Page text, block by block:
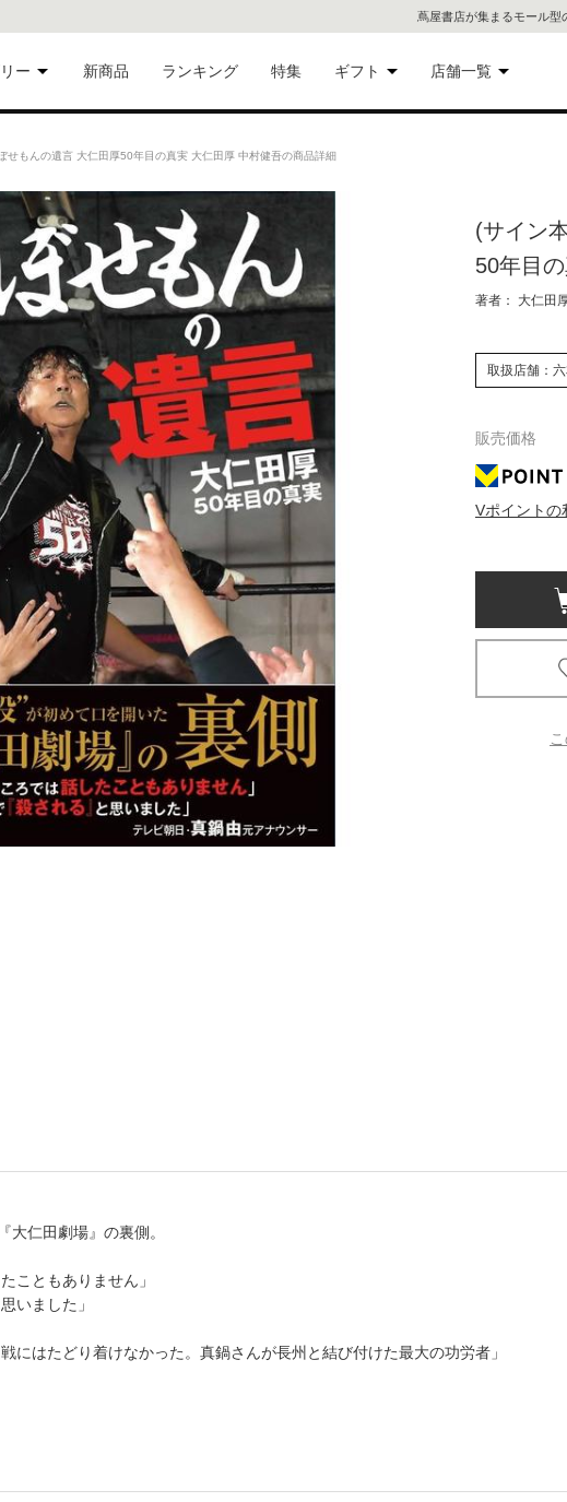
蔦屋書店が集まるモール型
ー
美術品
本
映像・音
文具
家電
eギフト
新商品 ランキング 特集 ギフト
ギフトにおすすめ
店舗一覧
代官
屋書
書店
六本
屋書
書店
京都
梅田
もんの遺言 大仁田厚50年目の真実 大仁田厚 中村健吾の商品詳細
(サイン
50年目
著者： 大仁田
取扱店舗：
販売価格
Vポイントの
大仁田劇場』の裏側。
こともありません」
いました」
にはたどり着けなかった。真鍋さんが長州と結び付けた最大の功労者」